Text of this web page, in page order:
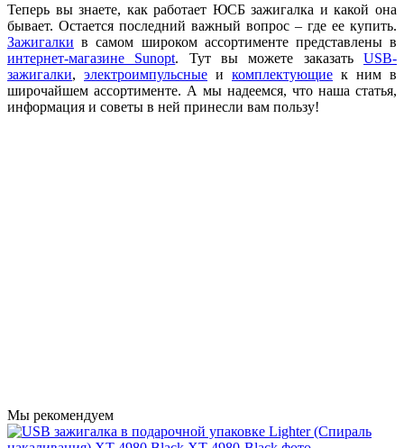
Теперь вы знаете, как работает ЮСБ зажигалка и какой она
бывает. Остается последний важный вопрос – где ее купить.
Зажигалки в самом широком ассортименте представлены в
интернет-магазине Sunopt. Тут вы можете заказатьUSB-
зажигалки, электроимпульсные и комплектующие к ним в
широчайшем ассортименте. А мы надеемся, что наша статья,
информация и советы в ней принесли вам пользу!
Мы рекомендуем